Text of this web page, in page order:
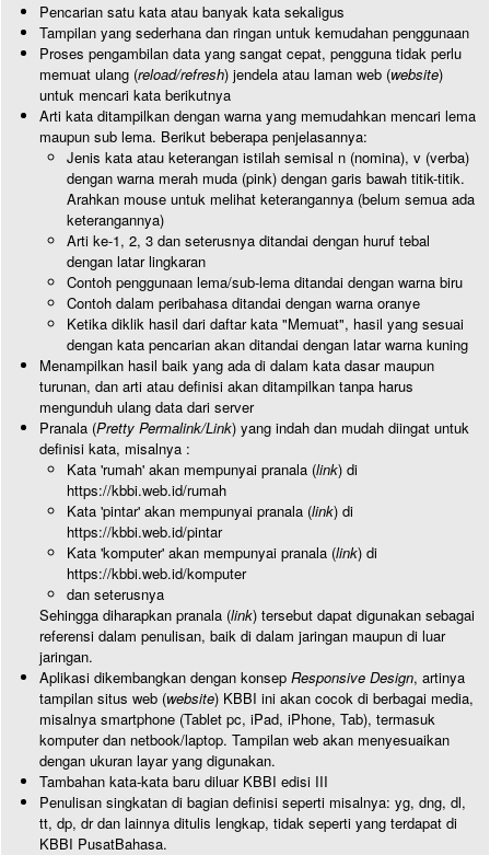
Pencarian satu kata atau banyak kata sekaligus
Tampilan yang sederhana dan ringan untuk kemudahan penggunaan
Proses pengambilan data yang sangat cepat, pengguna tidak perlu
memuat ulang (reload/refresh) jendela atau laman web (website)
untuk mencari kata berikutnya
Arti kata ditampilkan dengan warna yang memudahkan mencari lema
maupun sub lema. Berikut beberapa penjelasannya:
Jenis kata atau keterangan istilah semisal n (nomina), v (verba)
dengan warna merah muda (pink) dengan garis bawah titik-titik.
Arahkan mouse untuk melihat keterangannya (belum semua ada
keterangannya)
Arti ke-1, 2, 3 dan seterusnya ditandai dengan huruf tebal
dengan latar lingkaran
Contoh penggunaan lema/sub-lema ditandai dengan warna biru
Contoh dalam peribahasa ditandai dengan warna oranye
Ketika diklik hasil dari daftar kata "Memuat", hasil yang sesuai
dengan kata pencarian akan ditandai dengan latar warna kuning
Menampilkan hasil baik yang ada di dalam kata dasar maupun
turunan, dan arti atau definisi akan ditampilkan tanpa harus
mengunduh ulang data dari server
Pranala (Pretty Permalink/Link) yang indah dan mudah diingat untuk
definisi kata, misalnya :
Kata 'rumah' akan mempunyai pranala (link) di
https://kbbi.web.id/rumah
Kata 'pintar' akan mempunyai pranala (link) di
https://kbbi.web.id/pintar
Kata 'komputer' akan mempunyai pranala (link) di
https://kbbi.web.id/komputer
dan seterusnya
Sehingga diharapkan pranala (link) tersebut dapat digunakan sebagai
referensi dalam penulisan, baik di dalam jaringan maupun di luar
jaringan.
Aplikasi dikembangkan dengan konsep Responsive Design, artinya
tampilan situs web (website) KBBI ini akan cocok di berbagai media,
misalnya smartphone (Tablet pc, iPad, iPhone, Tab), termasuk
komputer dan netbook/laptop. Tampilan web akan menyesuaikan
dengan ukuran layar yang digunakan.
Tambahan kata-kata baru diluar KBBI edisi III
Penulisan singkatan di bagian definisi seperti misalnya: yg, dng, dl,
tt, dp, dr dan lainnya ditulis lengkap, tidak seperti yang terdapat di
KBBI PusatBahasa.